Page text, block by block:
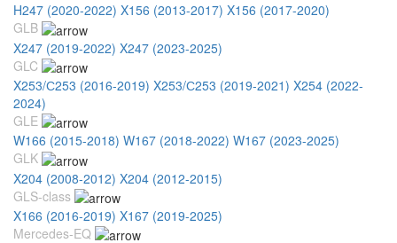
H247 (2020-2022) X156 (2013-2017) X156 (2017-2020)
GLB
X247 (2019-2022) X247 (2023-2025)
GLC
X253/С253 (2016-2019) X253/С253 (2019-2021) X254 (2022-
2024)
GLE
W166 (2015-2018) W167 (2018-2022) W167 (2023-2025)
GLK
X204 (2008-2012) X204 (2012-2015)
GLS-class
X166 (2016-2019) X167 (2019-2025)
Mercedes-EQ